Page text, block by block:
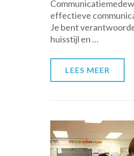
effectieve
Je bent
huisstijl en …
LEES MEER